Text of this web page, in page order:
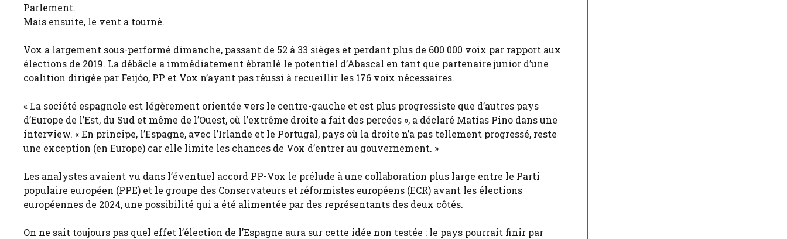
Parlement.
Mais ensuite, le vent a tourné.
Vox a largement sous-performé dimanche, passant de 52 à 33 sièges et perdant plus de 600 000 voix par rapport aux
élections de 2019. La débâcle a immédiatement ébranlé le potentiel d’Abascal en tant que partenaire junior d’une
coalition dirigée par Feijóo, PP et Vox n’ayant pas réussi à recueillir les 176 voix nécessaires.
« La société espagnole est légèrement orientée vers le centre-gauche et est plus progressiste que d’autres pays
d’Europe de l’Est, du Sud et même de l’Ouest, où l’extrême droite a fait des percées », a déclaré Matías Pino dans une
interview. « En principe, l’Espagne, avec l’Irlande et le Portugal, pays où la droite n’a pas tellement progressé, reste
une exception (en Europe) car elle limite les chances de Vox d’entrer au gouvernement. »
Les analystes avaient vu dans l’éventuel accord PP-Vox le prélude à une collaboration plus large entre le Parti
populaire européen (PPE) et le groupe des Conservateurs et réformistes européens (ECR) avant les élections
européennes de 2024, une possibilité qui a été alimentée par des représentants des deux côtés.
On ne sait toujours pas quel effet l’élection de l’Espagne aura sur cette idée non testée : le pays pourrait finir par